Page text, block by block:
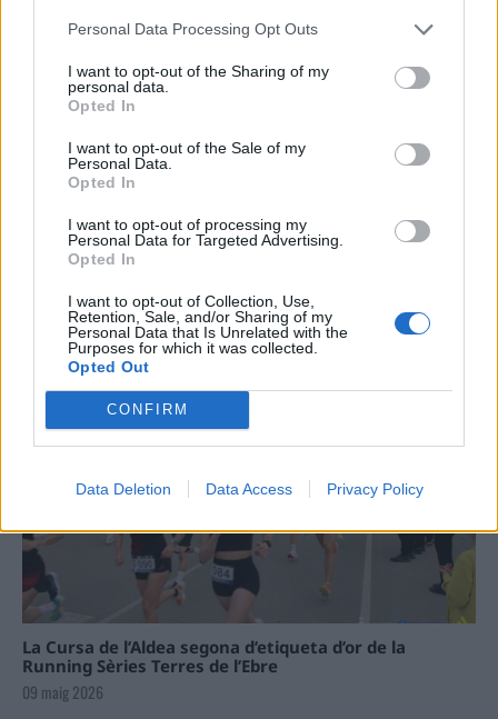
Personal Data Processing Opt Outs
I want to opt-out of the Sharing of my
personal data.
Opted In
I want to opt-out of the Sale of my
Personal Data.
Opted In
I want to opt-out of processing my
Personal Data for Targeted Advertising.
Opted In
I want to opt-out of Collection, Use,
Retention, Sale, and/or Sharing of my
Personal Data that Is Unrelated with the
Purposes for which it was collected.
Opted Out
CONFIRM
Data Deletion Data Access Privacy Policy
de 200 actes i l’expectació per l’eclipsi
regió de l’Ebre durant juliol i agost
Carrega més
La Cursa de l’Aldea segona d’etiqueta d’or de la
Running Sèries Terres de l’Ebre
09 maig 2026